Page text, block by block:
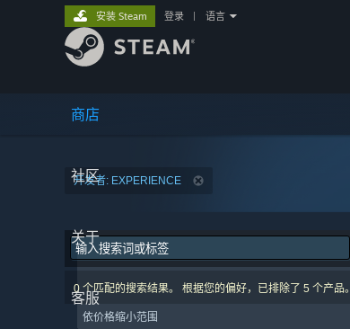
商店
社区
关于
客服
安装 Steam 登录 语言
开发者: EXPERIENCE
0 个匹配的搜索结果。 根据您的偏好，已排除了 5 个产品。
依价格缩小范围